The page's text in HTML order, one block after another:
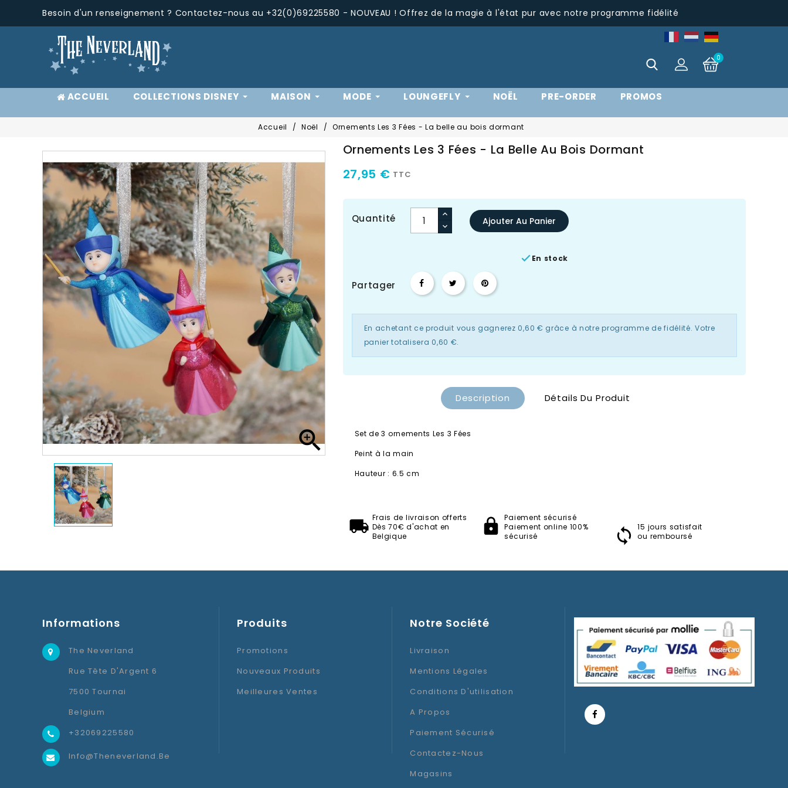
Besoin d'un renseignement ? Contactez-nous au +32(0)69225580 - NOUVEAU ! Offrez de la magie à l'état pur avec notre programme fidélité
0
ACCUEIL COLLECTIONS DISNEY MAISON MODE LOUNGEFLY NOËL PRE-ORDER PROMOS
Accueil Noël Ornements Les 3 Fées - La belle au bois dormant

Ornements Les 3 Fées - La Belle Au Bois Dormant
27,95 € TTC
Quantité Ajouter Au Panier
En stock
Partager
En achetant ce produit vous gagnerez 0,60 € grâce à notre programme de fidélité. Votre
panier totalisera 0,60 €.
Description Détails Du Produit
Set de 3 ornements Les 3 Fées
Peint à la main
Hauteur : 6.5 cm
Composition Résine
Frais de livraison offerts
Dès 70€ d'achat en
Belgique
Paiement sécurisé
Paiement online 100%
sécurisé
15 jours satisfait
ou remboursé
Informations
The Neverland
Rue Tête D'Argent 6
7500 Tournai
Belgium
+32069225580
Info@theneverland.be
Produits
Promotions
Nouveaux Produits
Meilleures Ventes
Notre Société
Livraison
Mentions Légales
Conditions D'utilisation
A Propos
Paiement Sécurisé
Contactez-Nous
Magasins